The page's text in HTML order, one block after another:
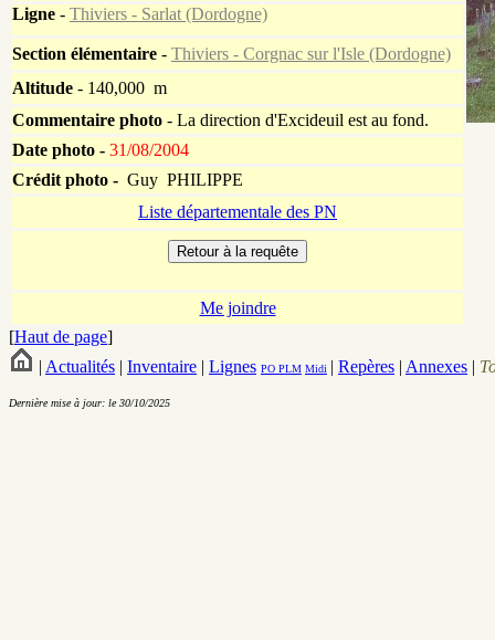
Ligne - Thiviers - Sarlat (Dordogne)
Section élémentaire - Thiviers - Corgnac sur l'Isle (Dordogne)
Altitude - 140,000 m
Commentaire photo - La direction d'Excideuil est au fond.
Date photo - 31/08/2004
Crédit photo - Guy PHILIPPE
Liste départementale des PN
Me joindre
[Haut de page]
| Actualités | Inventaire | Lignes PO PLM Midi | Repères | Annexes |
Dernière mise à jour: le 30/10/2025